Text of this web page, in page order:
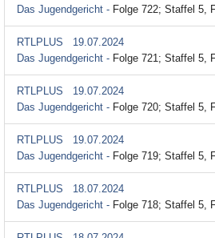
Das Jugendgericht - Folge 722; Staffel 5,
RTLPLUS
19.07.2024
Das Jugendgericht - Folge 721; Staffel 5,
RTLPLUS
19.07.2024
Das Jugendgericht - Folge 720; Staffel 5,
RTLPLUS
19.07.2024
Das Jugendgericht - Folge 719; Staffel 5,
RTLPLUS
18.07.2024
Das Jugendgericht - Folge 718; Staffel 5,